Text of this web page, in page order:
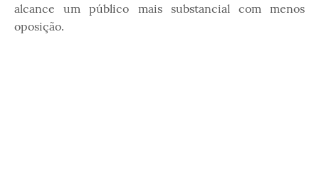
alcance um público mais substancial com menos
oposição.